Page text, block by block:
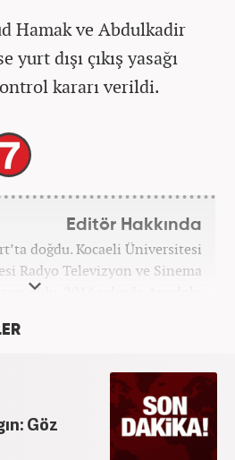
Hamak ve Abdulkadir
yurt dışı çıkış yasağı
kararı verildi.
Editör Hakkında
doğdu. Kocaeli Üniversitesi
Radyo Televizyon ve Sinema
oldu. 2016 yılında Anadolu
Nisan 2021'den bu yana
yapmaktadır.
Göz